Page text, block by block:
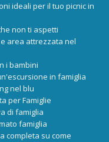
ideali per il tuo picnic in
non ti aspetti
area attrezzata nel
i bambini
in famiglia
nel blu
per Famiglie
di famiglia
famiglia
completa su come